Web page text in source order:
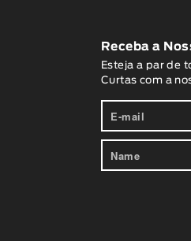
Receba a
Esteja a par de
Curtas com a